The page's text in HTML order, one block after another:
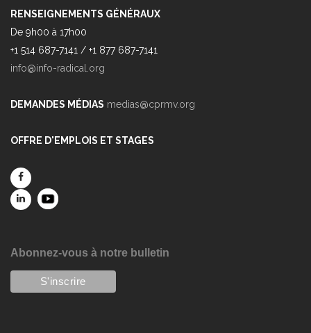
RENSEIGNEMENTS GÉNÉRAUX
De 9h00 à 17h00
+1 514 687-7141 / +1 877 687-7141
info@info-radical.org
DEMANDES MÉDIAS medias@cprmv.org
OFFRE D'EMPLOIS ET STAGES
Abonnez-vous à notre bulletin